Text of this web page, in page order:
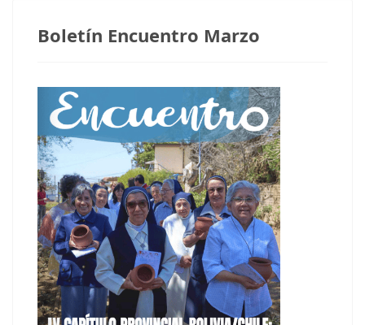
Boletín Encuentro Marzo